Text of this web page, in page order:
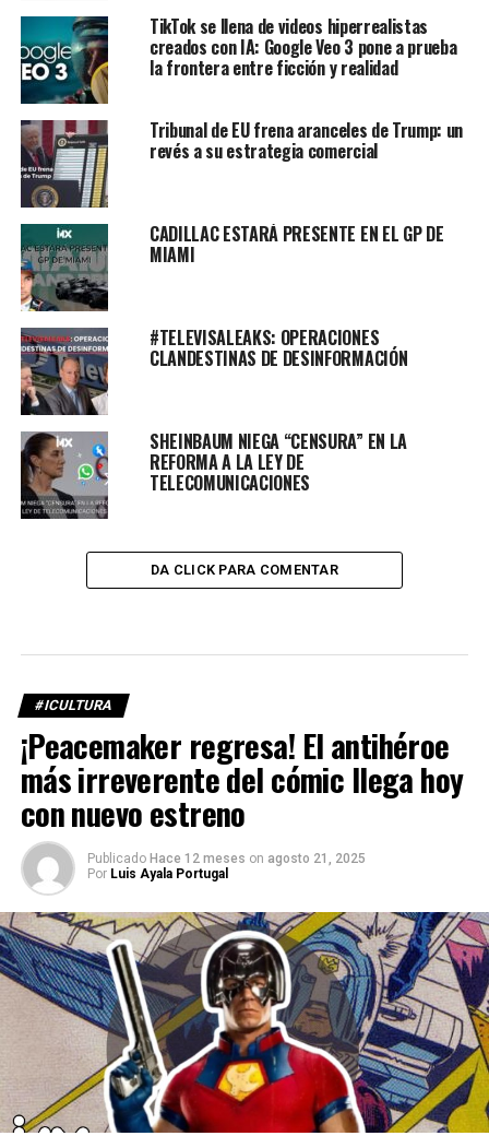
TikTok se llena de videos hiperrealistas
creados con IA: Google Veo 3 pone a prueba
la frontera entre ficción y realidad
Tribunal de EU frena aranceles de Trump: un
revés a su estrategia comercial
CADILLAC ESTARÁ PRESENTE EN EL GP DE
MIAMI
#TELEVISALEAKS: OPERACIONES
CLANDESTINAS DE DESINFORMACIÓN
SHEINBAUM NIEGA “CENSURA” EN LA
REFORMA A LA LEY DE
TELECOMUNICACIONES
DA CLICK PARA COMENTAR
#ICULTURA
¡Peacemaker regresa! El antihéroe
más irreverente del cómic llega hoy
con nuevo estreno
Publicado Hace 12 meses on agosto 21, 2025
Por Luis Ayala Portugal